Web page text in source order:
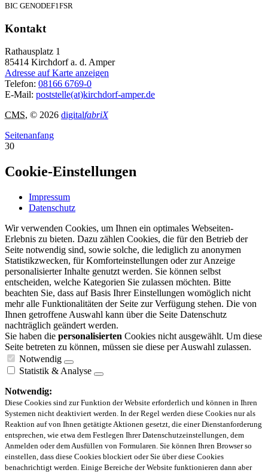
BIC GENODEF1FSR
Kontakt
Rathausplatz 1
85414 Kirchdorf a. d. Amper
Adresse auf Karte anzeigen
Telefon: 08166 6769-0
E-Mail: poststelle(at)kirchdorf-amper.de
CMS, © 2026 digitalfabriX
Seitenanfang
30
Cookie-Einstellungen
Impressum
Datenschutz
Wir verwenden Cookies, um Ihnen ein optimales Webseiten-
Erlebnis zu bieten. Dazu zählen Cookies, die für den Betrieb der
Seite notwendig sind, sowie solche, die lediglich zu anonymen
Statistikzwecken, für Komforteinstellungen oder zur Anzeige
personalisierter Inhalte genutzt werden. Sie können selbst
entscheiden, welche Kategorien Sie zulassen möchten. Bitte
beachten Sie, dass auf Basis Ihrer Einstellungen womöglich nicht
mehr alle Funktionalitäten der Seite zur Verfügung stehen. Die von
Ihnen getroffene Auswahl kann über die Seite Datenschutz
nachträglich geändert werden.
Sie haben die personalisierten Cookies nicht ausgewählt. Um diese
Seite betreten zu können, müssen sie diese per Auswahl zulassen.
Notwendig
Statistik & Analyse
Notwendig:
Diese Cookies sind zur Funktion der Website erforderlich und können in Ihren
Systemen nicht deaktiviert werden. In der Regel werden diese Cookies nur als
Reaktion auf von Ihnen getätigte Aktionen gesetzt, die einer Dienstanforderung
entsprechen, wie etwa dem Festlegen Ihrer Datenschutzeinstellungen, dem
Anmelden oder dem Ausfüllen von Formularen. Sie können Ihren Browser so
einstellen, dass diese Cookies blockiert oder Sie über diese Cookies
benachrichtigt werden. Einige Bereiche der Website funktionieren dann aber